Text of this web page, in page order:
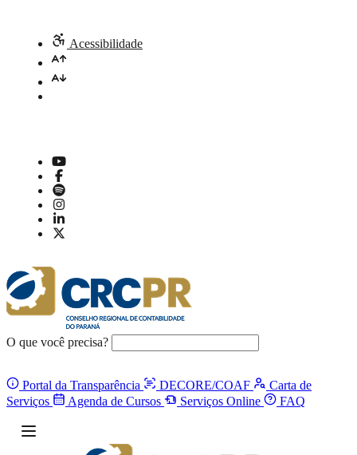
Acessibilidade
O que você precisa?
Portal da Transparência DECORE/COAF
Carta de
Serviços
Agenda de Cursos Serviços Online FAQ